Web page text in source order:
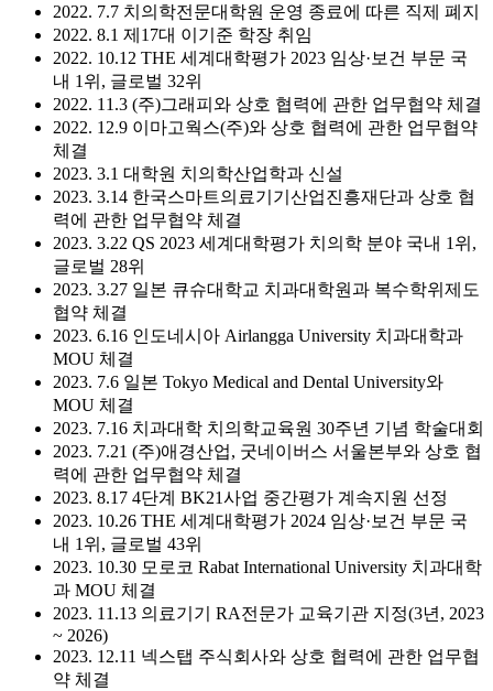
2022. 7.7 치의학전문대학원 운영 종료에 따른 직제 폐지
2022. 8.1 제17대 이기준 학장 취임
2022. 10.12 THE 세계대학평가 2023 임상·보건 부문 국
내 1위, 글로벌 32위
2022. 11.3 (주)그래피와 상호 협력에 관한 업무협약 체결
2022. 12.9 이마고웍스(주)와 상호 협력에 관한 업무협약
체결
2023. 3.1 대학원 치의학산업학과 신설
2023. 3.14 한국스마트의료기기산업진흥재단과 상호 협
력에 관한 업무협약 체결
2023. 3.22 QS 2023 세계대학평가 치의학 분야 국내 1위,
글로벌 28위
2023. 3.27 일본 큐슈대학교 치과대학원과 복수학위제도
협약 체결
2023. 6.16 인도네시아 Airlangga University 치과대학과
MOU 체결
2023. 7.6 일본 Tokyo Medical and Dental University와
MOU 체결
2023. 7.16 치과대학 치의학교육원 30주년 기념 학술대회
2023. 7.21 (주)애경산업, 굿네이버스 서울본부와 상호 협
력에 관한 업무협약 체결
2023. 8.17 4단계 BK21사업 중간평가 계속지원 선정
2023. 10.26 THE 세계대학평가 2024 임상·보건 부문 국
내 1위, 글로벌 43위
2023. 10.30 모로코 Rabat International University 치과대학
과 MOU 체결
2023. 11.13 의료기기 RA전문가 교육기관 지정(3년, 2023
~ 2026)
2023. 12.11 넥스탭 주식회사와 상호 협력에 관한 업무협
약 체결